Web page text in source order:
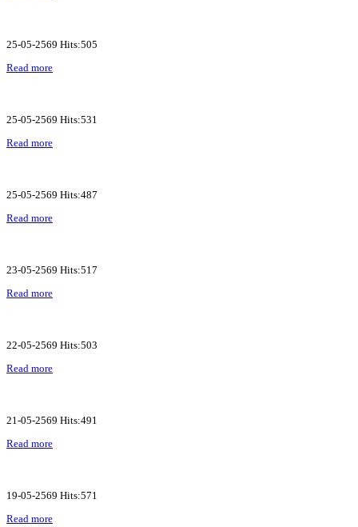
25-05-2569 Hits:505
Read more
25-05-2569 Hits:531
Read more
25-05-2569 Hits:487
Read more
23-05-2569 Hits:517
Read more
22-05-2569 Hits:503
Read more
21-05-2569 Hits:491
Read more
19-05-2569 Hits:571
Read more